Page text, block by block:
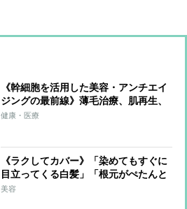
《幹細胞を活用した美容・アンチエイ
ジングの最前線》薄毛治療、肌再生、
しわ・たるみ・ほうれい線の改善など
健康・医療
《ラクしてカバー》「染めてもすぐに
目立ってくる白髪」「根元がぺたんと
して寂しい…」白髪・薄毛の悩みの解
美容